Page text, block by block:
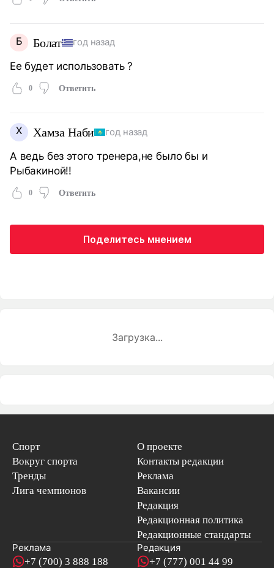
Б Болат год назад
Ее будет использовать ?
0 Ответить
Х Хамза Наби год назад
А ведь без этого тренера,не было бы и
Рыбакиной!!
0 Ответить
Поделитесь мнением
Загрузка...
Спорт
Вокруг спорта
Тренды
Лига чемпионов
О проекте
Контакты редакции
Реклама
Вакансии
Редакция
Редакционная политика
Редакционные стандарты
Реклама
+7 (700) 3 888 188
Редакция
+7 (777) 001 44 99